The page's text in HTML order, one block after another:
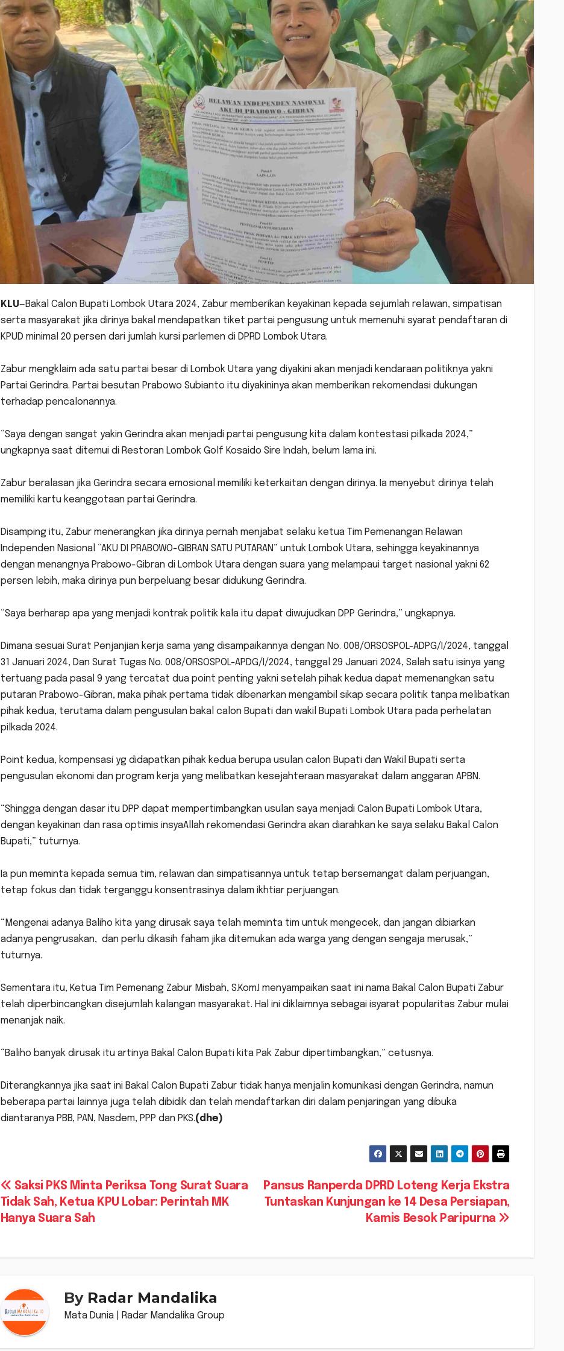
KLU—Bakal Calon Bupati Lombok Utara 2024, Zabur memberikan keyakinan kepada sejumlah relawan, simpatisan
serta masyarakat jika dirinya bakal mendapatkan tiket partai pengusung untuk memenuhi syarat pendaftaran di
KPUD minimal 20 persen dari jumlah kursi parlemen di DPRD Lombok Utara.
Zabur mengklaim ada satu partai besar di Lombok Utara yang diyakini akan menjadi kendaraan politiknya yakni
Partai Gerindra. Partai besutan Prabowo Subianto itu diyakininya akan memberikan rekomendasi dukungan
terhadap pencalonannya.
“Saya dengan sangat yakin Gerindra akan menjadi partai pengusung kita dalam kontestasi pilkada 2024,”
ungkapnya saat ditemui di Restoran Lombok Golf Kosaido Sire Indah, belum lama ini.
Zabur beralasan jika Gerindra secara emosional memiliki keterkaitan dengan dirinya. Ia menyebut dirinya telah
memiliki kartu keanggotaan partai Gerindra.
Disamping itu, Zabur menerangkan jika dirinya pernah menjabat selaku ketua Tim Pemenangan Relawan
Independen Nasional “AKU DI PRABOWO-GIBRAN SATU PUTARAN” untuk Lombok Utara, sehingga keyakinannya
dengan menangnya Prabowo-Gibran di Lombok Utara dengan suara yang melampaui target nasional yakni 62
persen lebih, maka dirinya pun berpeluang besar didukung Gerindra.
“Saya berharap apa yang menjadi kontrak politik kala itu dapat diwujudkan DPP Gerindra,” ungkapnya.
Dimana sesuai Surat Penjanjian kerja sama yang disampaikannya dengan No. 008/ORSOSPOL-ADPG/I/2024, tanggal
31 Januari 2024, Dan Surat Tugas No. 008/ORSOSPOL-APDG/I/2024, tanggal 29 Januari 2024, Salah satu isinya yang
tertuang pada pasal 9 yang tercatat dua point penting yakni setelah pihak kedua dapat memenangkan satu
putaran Prabowo-Gibran, maka pihak pertama tidak dibenarkan mengambil sikap secara politik tanpa melibatkan
pihak kedua, terutama dalam pengusulan bakal calon Bupati dan wakil Bupati Lombok Utara pada perhelatan
pilkada 2024.
Point kedua, kompensasi yg didapatkan pihak kedua berupa usulan calon Bupati dan Wakil Bupati serta
pengusulan ekonomi dan program kerja yang melibatkan kesejahteraan masyarakat dalam anggaran APBN.
“Shingga dengan dasar itu DPP dapat mempertimbangkan usulan saya menjadi Calon Bupati Lombok Utara,
dengan keyakinan dan rasa optimis insyaAllah rekomendasi Gerindra akan diarahkan ke saya selaku Bakal Calon
Bupati,” tuturnya.
Ia pun meminta kepada semua tim, relawan dan simpatisannya untuk tetap bersemangat dalam perjuangan,
tetap fokus dan tidak terganggu konsentrasinya dalam ikhtiar perjuangan.
“Mengenai adanya Baliho kita yang dirusak saya telah meminta tim untuk mengecek, dan jangan dibiarkan
adanya pengrusakan, dan perlu dikasih faham jika ditemukan ada warga yang dengan sengaja merusak,”
tuturnya.
Sementara itu, Ketua Tim Pemenang Zabur Misbah, S.Kom.I menyampaikan saat ini nama Bakal Calon Bupati Zabur
telah diperbincangkan disejumlah kalangan masyarakat. Hal ini diklaimnya sebagai isyarat popularitas Zabur mulai
menanjak naik.
“Baliho banyak dirusak itu artinya Bakal Calon Bupati kita Pak Zabur dipertimbangkan,” cetusnya.
Diterangkannya jika saat ini Bakal Calon Bupati Zabur tidak hanya menjalin komunikasi dengan Gerindra, namun
beberapa partai lainnya juga telah dibidik dan telah mendaftarkan diri dalam penjaringan yang dibuka
diantaranya PBB, PAN, Nasdem, PPP dan PKS.(dhe)
Navigasi
pos
Pansus Ranperda DPRD Loteng Kerja Ekstra
Tuntaskan Kunjungan ke 14 Desa Persiapan,
Kamis Besok Paripurna
Saksi PKS Minta Periksa Tong Surat Suara
Tidak Sah, Ketua KPU Lobar: Perintah MK
Hanya Suara Sah
By Radar Mandalika
Mata Dunia | Radar Mandalika Group